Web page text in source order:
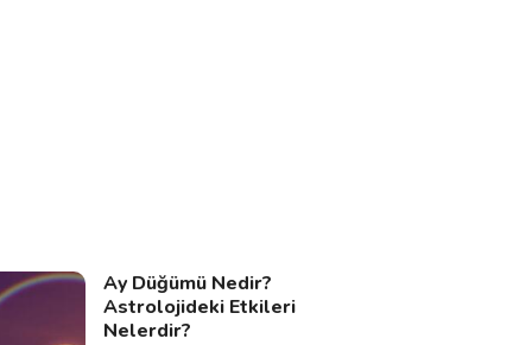
Ay Düğümü Nedir?
Astrolojideki Etkileri
Nelerdir?